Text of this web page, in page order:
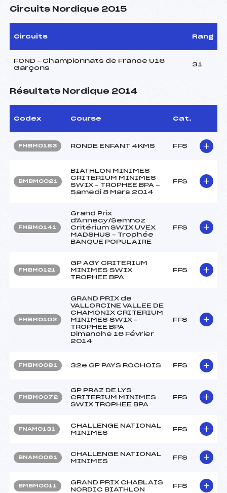
Circuits Nordique 2015
Circuits Rang
FOND – Championnats de France U16
Garçons
31
Résultats Nordique 2014
Codex Course Cat.
FMBM0183 RONDE ENFANT 4KMS FFS
BMBM0021
BIATHLON MINIMES
CRITERIUM MINIMES
SWIX – TROPHEE BPA -
Samedi 8 Mars 2014
FFS
FMBM0141
Grand Prix
d'Annecy/Semnoz
Critérium SWIX UVEX
MADSHUS – Trophée
BANQUE POPULAIRE
FFS
FMBM0121
GP AGY CRITERIUM
MINIMES SWIX
TROPHEE BPA
FFS
FMBM0102
GRAND PRIX de
VALLORCINE VALLEE DE
CHAMONIX CRITERIUM
MINIMES SWIX –
TROPHEE BPA
Dimanche 16 Février
2014
FFS
FMBM0081 32e GP PAYS ROCHOIS FFS
FMBM0072
GP PRAZ DE LYS
CRITERIUM MINIMES
SWIX TROPHEE BPA
FFS
FNAM0131
CHALLENGE NATIONAL
MINIMES
FFS
BNAM0061
CHALLENGE NATIONAL
MINIMES
FFS
BMBM0011
GRAND PRIX CHABLAIS
NORDIC BIATHLON
FFS